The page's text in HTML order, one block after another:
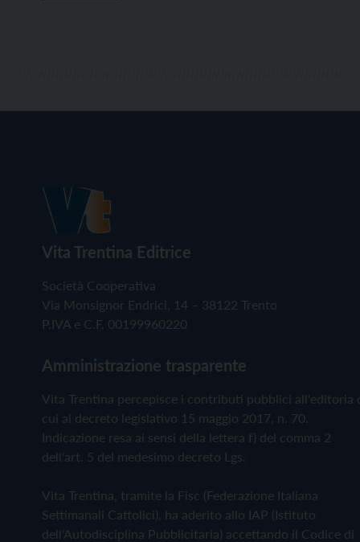
Vita Trentina Editrice
Società Cooperativa
Via Monsignor Endrici, 14 – 38122 Trento
P.IVA e C.F. 00199960220
Amministrazione trasparente
Vita Trentina percepisce i contributi pubblici all'editoria
cui al decreto legislativo 15 maggio 2017, n. 70.
Indicazione resa ai sensi della lettera f) del comma 2
dell'art. 5 del medesimo decreto Lgs.
Vita Trentina, tramite la Fisc (Federazione Italiana
Settimanali Cattolici), ha aderito allo IAP (Istituto
dell'Autodisciplina Pubblicitaria) accettando il Codice di